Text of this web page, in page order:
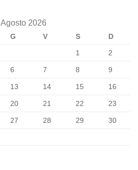
Agosto 2026
G V S
D
1
2
6 7 8 9
13 14 15 16
20 21 22 23
27 28 29 30